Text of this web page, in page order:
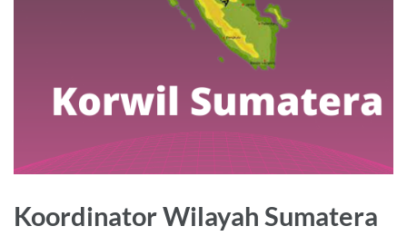
Koordinator Wilayah Sumatera